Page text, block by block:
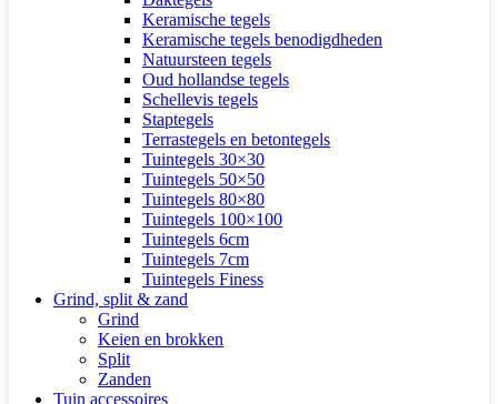
Keramische tegels
Keramische tegels benodigdheden
Natuursteen tegels
Oud hollandse tegels
Schellevis tegels
Staptegels
Terrastegels en betontegels
Tuintegels 30×30
Tuintegels 50×50
Tuintegels 80×80
Tuintegels 100×100
Tuintegels 6cm
Tuintegels 7cm
Tuintegels Finess
Grind, split & zand
Grind
Keien en brokken
Split
Zanden
Tuin accessoires